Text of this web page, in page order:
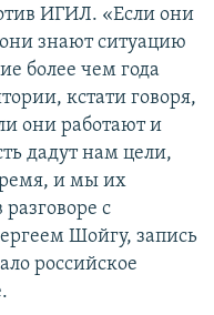
ИГИЛ. «Если они
знают ситуацию
более чем года
кстати говоря,
они работают и
дадут нам цели,
и мы их
с
Шойгу, запись
российское